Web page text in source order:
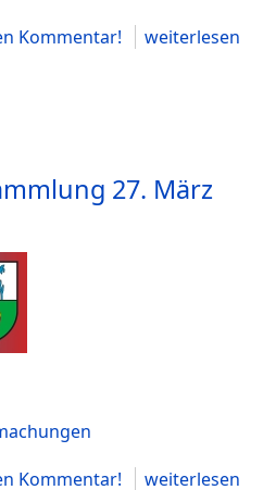
Kommentar!
weiterlesen
27. März
Kommentar!
weiterlesen